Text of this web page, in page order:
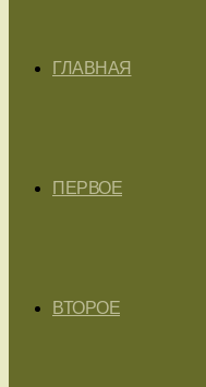
ГЛАВНАЯ
ПЕРВОЕ
ВТОРОЕ